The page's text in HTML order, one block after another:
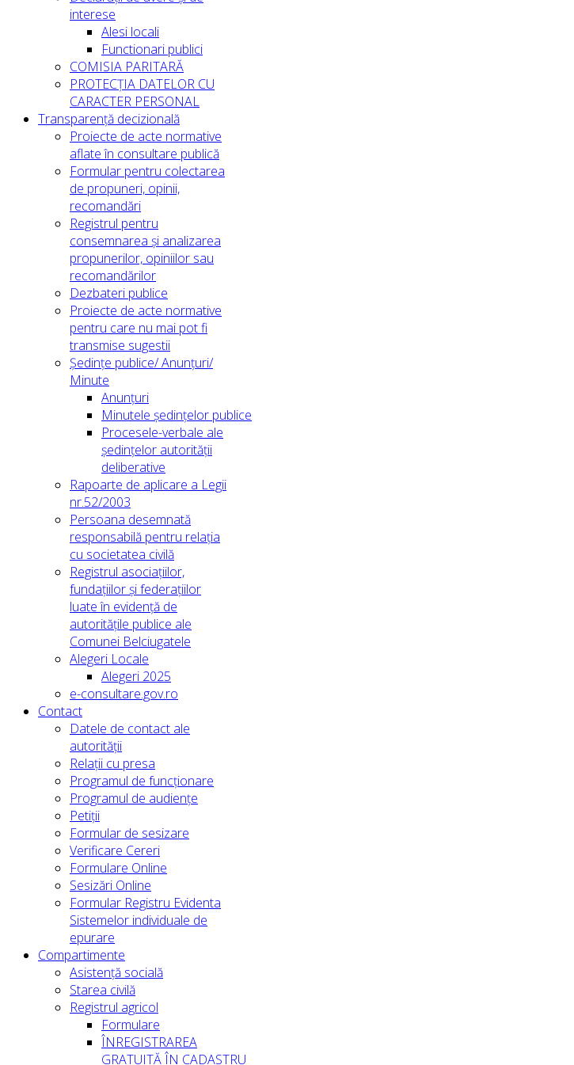
interese
Alesi locali
Functionari publici
COMISIA PARITARĂ
PROTECȚIA DATELOR CU
CARACTER PERSONAL
Transparență decizională
Proiecte de acte normative
aflate în consultare publică
Formular pentru colectarea
de propuneri, opinii,
recomandări
Registrul pentru
consemnarea și analizarea
propunerilor, opiniilor sau
recomandărilor
Dezbateri publice
Proiecte de acte normative
pentru care nu mai pot fi
transmise sugestii
Ședințe publice/ Anunțuri/
Minute
Anunțuri
Minutele ședințelor publice
Procesele-verbale ale
ședințelor autorității
deliberative
Rapoarte de aplicare a Legii
nr.52/2003
Persoana desemnată
responsabilă pentru relația
cu societatea civilă
Registrul asociațiilor,
fundațiilor și federațiilor
luate în evidență de
autoritățile publice ale
Comunei Belciugatele
Alegeri Locale
Alegeri 2025
e-consultare.gov.ro
Contact
Datele de contact ale
autorității
Relații cu presa
Programul de funcționare
Programul de audiențe
Petiții
Formular de sesizare
Verificare Cereri
Formulare Online
Sesizări Online
Formular Registru Evidenta
Sistemelor individuale de
epurare
Compartimente
Asistență socială
Starea civilă
Registrul agricol
Formulare
ÎNREGISTRAREA
GRATUITĂ ÎN CADASTRU